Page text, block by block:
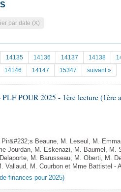
clés
l'Assemblée ... )
par date (X)
14135 14136 14137 14138
14146 14147 15347 suivant »
POUR 2025 - 1ère lecture (1ère
Beaune, M. Leseul, M.
Jourdan, M. Eskenazi, M. Baumel, M.
M. Barusseau, M. Oberti, M.
Vallaud, M. Courbon et Mme Battistel -
finances pour 2025)